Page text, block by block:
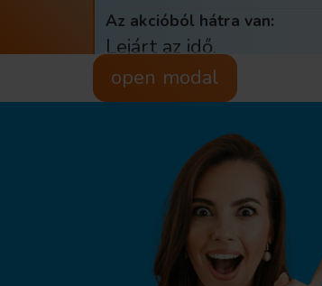
Az akcióból hátra van:
Lejárt az idő.
open modal